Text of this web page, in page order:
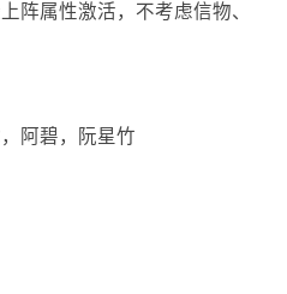
阵属性激活，不考虑信物、
阿碧，阮星竹